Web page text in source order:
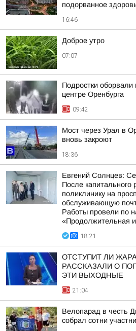
подорванное
16:46
Доброе утро
07:07
Подростки оборвали
центре Оренбурга
09:42
Мост через Урал в
вновь закроют
18:36
Евгений Солнцев:
После капитального
поликлинику на
обслуживающую
Работы провели по
«Продолжительная
18:21
ОТСТУПИТ ЛИ
РАССКАЗАЛИ О
ЭТИ ВЫХОДНЫЕ
21:04
Велопарад в честь
собрал сотни